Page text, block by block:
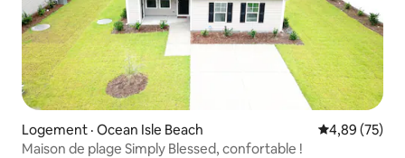
Logement · Ocean Isle Beach Note
4,89 (75)
Maison de plage Simply Blessed, confortable !